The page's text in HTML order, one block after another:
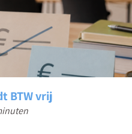
BTW vrij